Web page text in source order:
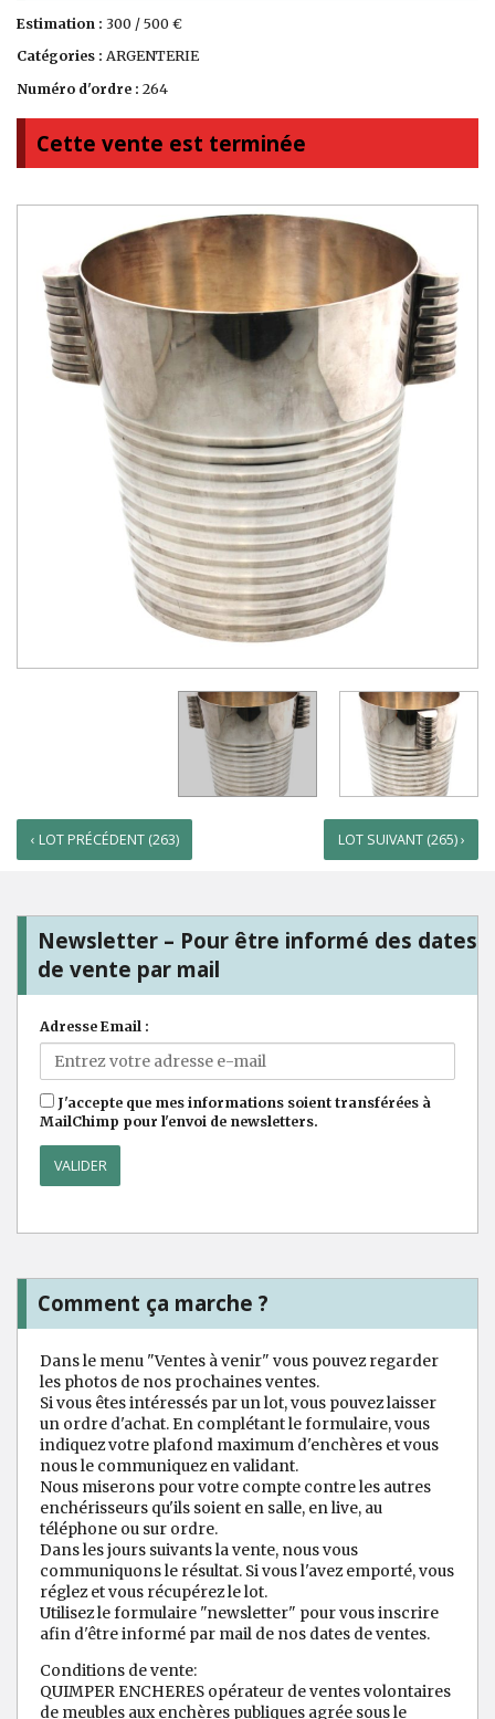
Estimation : 300 / 500 €
Catégories : ARGENTERIE
Numéro d'ordre : 264
Cette vente est terminée
‹ LOT PRÉCÉDENT (263) LOT SUIVANT (265) ›
Newsletter – Pour être informé des dates
de vente par mail
Adresse Email :
J'accepte que mes informations soient transférées à
MailChimp pour l'envoi de newsletters.
Comment ça marche ?
Dans le menu "Ventes à venir" vous pouvez regarder
les photos de nos prochaines ventes.
Si vous êtes intéressés par un lot, vous pouvez laisser
un ordre d'achat. En complétant le formulaire, vous
indiquez votre plafond maximum d'enchères et vous
nous le communiquez en validant.
Nous miserons pour votre compte contre les autres
enchérisseurs qu'ils soient en salle, en live, au
téléphone ou sur ordre.
Dans les jours suivants la vente, nous vous
communiquons le résultat. Si vous l'avez emporté, vous
réglez et vous récupérez le lot.
Utilisez le formulaire "newsletter" pour vous inscrire
afin d'être informé par mail de nos dates de ventes.
Conditions de vente:
QUIMPER ENCHERES opérateur de ventes volontaires
de meubles aux enchères publiques agrée sous le